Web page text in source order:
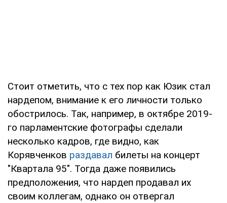
Стоит отметить, что с тех пор как Юзик стал
нардепом, внимание к его личности только
обострилось. Так, например, в октябре 2019-
го парламентские фотографы сделали
несколько кадров, где видно, как
Корявченков раздавал билеты на концерт
"Квартала 95". Тогда даже появились
предположения, что нардеп продавал их
своим коллегам, однако он отвергал